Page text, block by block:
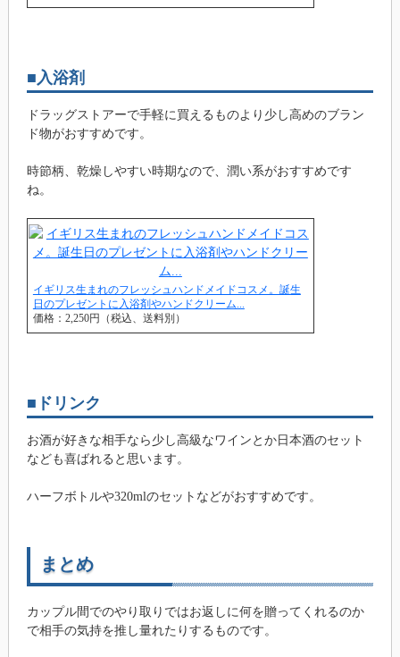
■入浴剤
ドラッグストアーで手軽に買えるものより少し高めのブラン
ド物がおすすめです。
時節柄、乾燥しやすい時期なので、潤い系がおすすめです
ね。
イギリス生まれのフレッシュハンドメイドコスメ。誕生
日のプレゼントに入浴剤やハンドクリーム...
価格：2,250円（税込、送料別）
■ドリンク
お酒が好きな相手なら少し高級なワインとか日本酒のセット
なども喜ばれると思います。
ハーフボトルや320mlのセットなどがおすすめです。
まとめ
カップル間でのやり取りではお返しに何を贈ってくれるのか
で相手の気持を推し量れたりするものです。